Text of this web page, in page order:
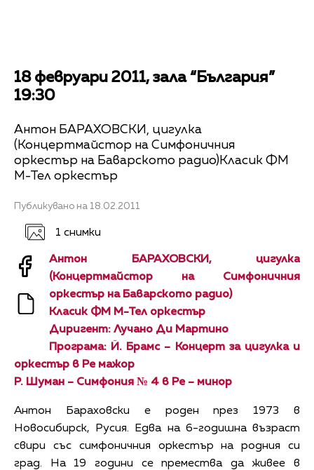
1 снимки
18 февруари 2011, зала “България”
19:30
Антон БАРАХОВСКИ, цигулка
(Концертмайстор на Симфоничния
оркестър на Баварското радио)Класик ФМ
М-Тел оркестър
Публикувано на 18.02.2011
Антон БАРАХОВСКИ, цигулка
(Концертмайстор на Симфоничния
оркестър на Баварското радио)
Класик ФМ М-Тел оркестър
Диригент: Лучано Ди Мартино
Програма: Й. Брамс – Концерт за цигулка и
оркестър в Ре мажор
Р. Шуман – Симфония № 4 в Ре – минор
Антон Бараховски е роден през 1973 в
Новосибирск, Русия. Едва на 6-годишна възраст
свири със симфоничния оркестър на родния си
град. На 19 години се премества да живее в